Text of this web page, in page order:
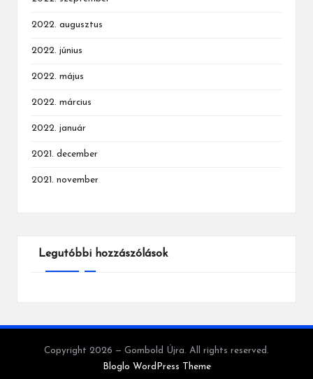
2022. augusztus
2022. június
2022. május
2022. március
2022. január
2021. december
2021. november
Legutóbbi hozzászólások
Copyright 2026 — Gombold Újra. All rights reserved.
Bloglo WordPress Theme